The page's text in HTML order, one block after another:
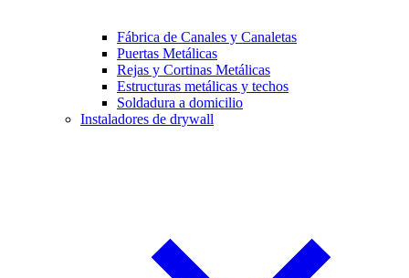
Fábrica de Canales y Canaletas
Puertas Metálicas
Rejas y Cortinas Metálicas
Estructuras metálicas y techos
Soldadura a domicilio
Instaladores de drywall